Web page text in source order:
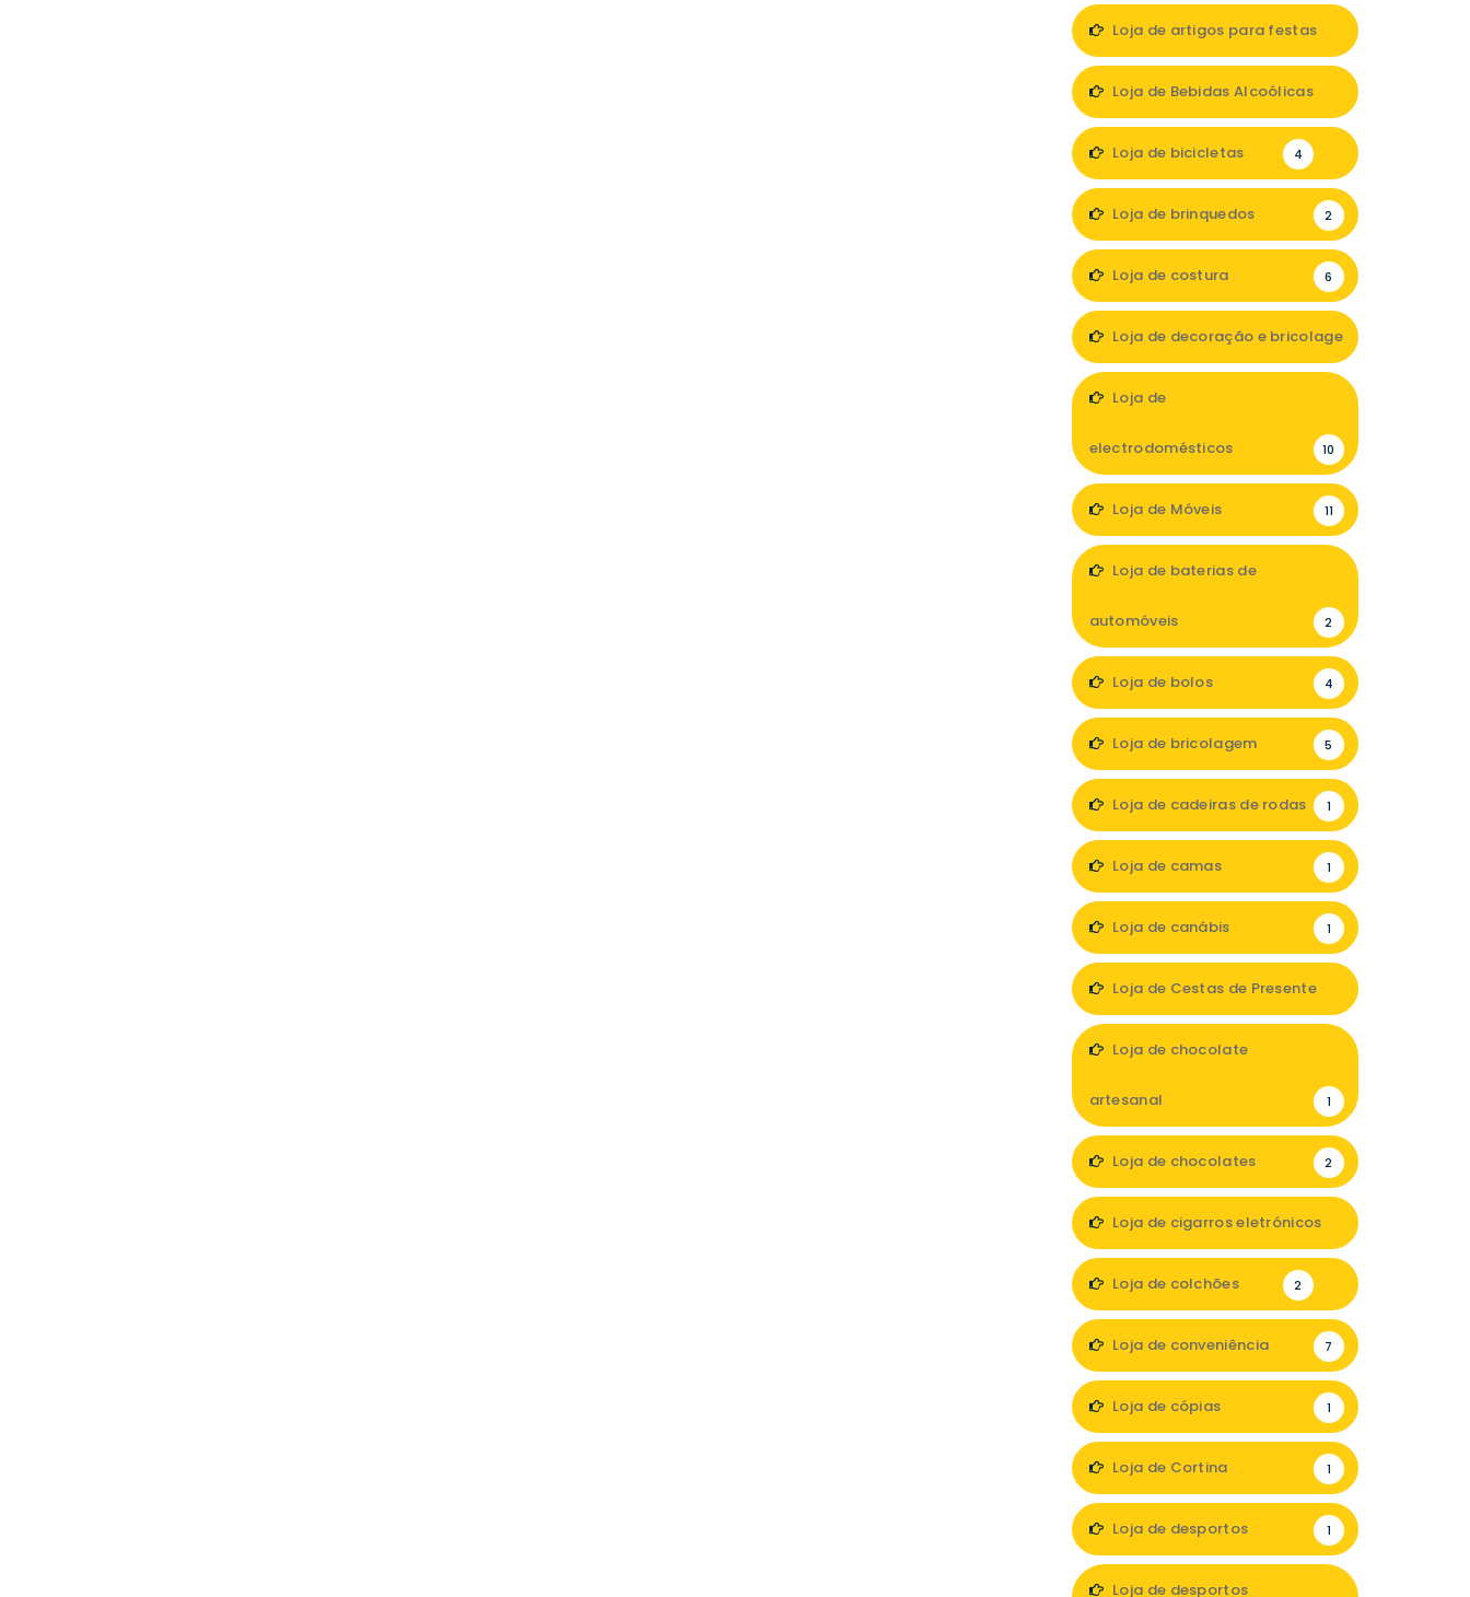
Loja de artigos para festas
Loja de Bebidas Alcoólicas
Loja de bicicletas 4
Loja de brinquedos 2
Loja de costura 6
Loja de decoração e bricolage
Loja de
electrodomésticos 10
Loja de Móveis 11
Loja de baterias de
automóveis 2
Loja de bolos 4
Loja de bricolagem 5
Loja de cadeiras de rodas 1
Loja de camas 1
Loja de canábis 1
Loja de Cestas de Presente
Loja de chocolate
artesanal 1
Loja de chocolates 2
Loja de cigarros eletrónicos
Loja de colchões 2
Loja de conveniência 7
Loja de cópias 1
Loja de Cortina 1
Loja de desportos 1
Loja de desportos